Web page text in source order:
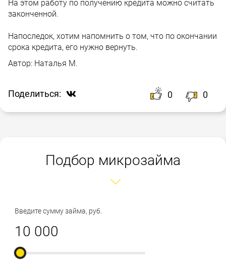
На этом работу по получению кредита можно считать
законченной.
Напоследок, хотим напомнить о том, что по окончании
срока кредита, его нужно вернуть.
Автор: Наталья М.
Поделиться: 0 0
Подбор микрозайма
Введите сумму займа, руб.